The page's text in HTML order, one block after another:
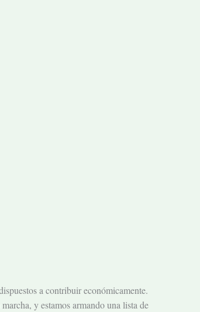
a contribuir económicamente.
y estamos armando una lista de